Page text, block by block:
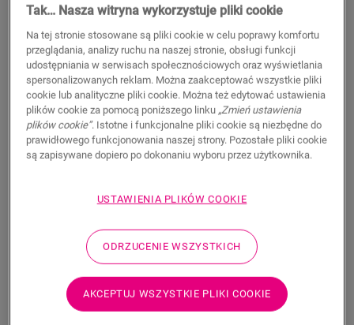
Folia QuickHeat 100 x 500 cm
AKCESORIA DO PODŁOGI LAMINOWANEJ
NEUDLQH100X500
1 049,95PLN/Sztuki
Sugerowana cena brutto
Tak… Nasza witryna wykorzystuje pliki cookie
Na tej stronie stosowane są pliki cookie w celu poprawy komfortu
przeglądania, analizy ruchu na naszej stronie, obsługi funkcji
udostępniania w serwisach społecznościowych oraz wyświetlania
spersonalizowanych reklam. Można zaakceptować wszystkie pliki
cookie lub analityczne pliki cookie. Można też edytować ustawienia
plików cookie za pomocą poniższego linku „Zmień ustawienia
plików cookie”. Istotne i funkcjonalne pliki cookie są niezbędne do
prawidłowego funkcjonowania naszej strony. Pozostałe pliki cookie
są zapisywane dopiero po dokonaniu wyboru przez użytkownika.
USTAWIENIA PLIKÓW COOKIE
ODRZUCENIE WSZYSTKICH
AKCEPTUJ WSZYSTKIE PLIKI COOKIE